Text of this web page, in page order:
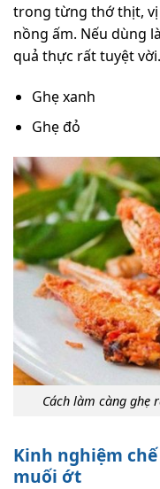
trong từng thớ thịt, vị
nồng ấm. Nếu dùng
quả thực rất tuyệt vời.
Ghẹ xanh
Ghẹ đỏ
Cách làm càng ghẹ
Kinh nghiệm
muối ớt